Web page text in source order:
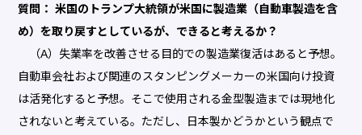
質問： 米国のトランプ大統領が米国に製造業（自動車製造を含
め）を取り戻すとしているが、できると考えるか？
（A）失業率を改善させる目的での製造業復活はあると予想。
自動車会社および関連のスタンピングメーカーの米国向け投資
は活発化すると予想。そこで使用される金型製造までは現地化
されないと考えている。ただし、日本製かどうかという観点で